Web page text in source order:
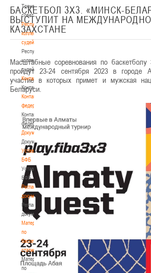
Тренерский
совет
Республиканская
коллегия
судей
Республиканская
коллегия
судей
Контакты
Контакты
Контакты
федерации
Контакты
федерации
Документы
Документы
Устав
БФБ
Устав
БФБ
Регламентирующие
документы
Регламентирующие
документы
Материалы
по
баскетбольной
статистике
Материалы
по
БАСКЕТБОЛ 3Х3. «МИНСК-
ВЫСТУПИТ НА
КАЗАХСТАНЕ
Масштабные соревнования по
пройдут 23-24 сентября 2023 в городе
участие в которых примет и мужская
Беларуси.